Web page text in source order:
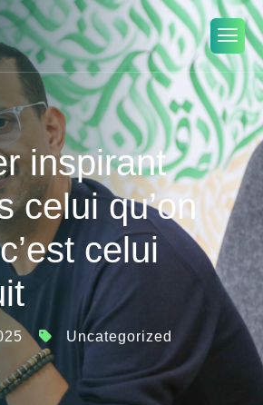
inspirant
celui qu’on
celui
Uncategorized